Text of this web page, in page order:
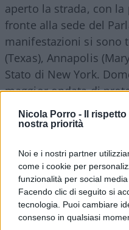
Nicola Porro -
Il
nostra priorità
Noi e i nostri partner
come i cookie per
funzionalità per social
Facendo clic di seguito si
tecnologia. Puoi cambiare
consenso in qualsiasi
aperto la strada, con
fronte alla sede del
manifestazioni si sono
(Texas), Annapolis
Stato di New York.
maggior ondata di
Montana e
dello Stato di
protesta contro il
manifestanti che
contrapposti insoliti
infermieri in camice e
organizzato dei